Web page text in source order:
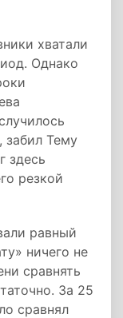
хватали
Однако
забил Тему
здесь
резкой
равный
ничего не
сравнять
За 25
сравнял